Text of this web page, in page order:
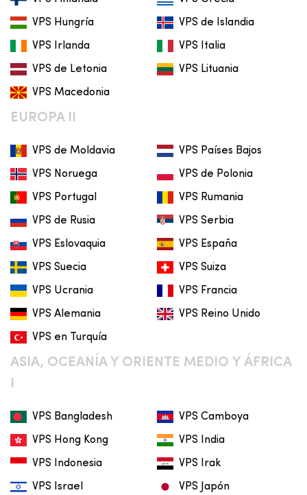
VPS Hungría VPS de Islandia
VPS Irlanda VPS Italia
VPS de Letonia VPS Lituania
VPS Macedonia
EUROPA II
VPS de Moldavia VPS Países Bajos
VPS Noruega VPS de Polonia
VPS Portugal VPS Rumania
VPS de Rusia VPS Serbia
VPS Eslovaquia VPS España
VPS Suecia VPS Suiza
VPS Ucrania VPS Francia
VPS Alemania VPS Reino Unido
VPS en Turquía
ASIA, OCEANÍA Y ORIENTE MEDIO Y ÁFRICA
VPS Bangladesh VPS Camboya
VPS Hong Kong VPS India
VPS Indonesia VPS Irak
VPS Israel VPS Japón